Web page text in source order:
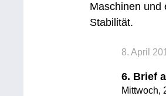
Maschinen und
Stabilität.
8. April
6. Brief
Mittwoch,